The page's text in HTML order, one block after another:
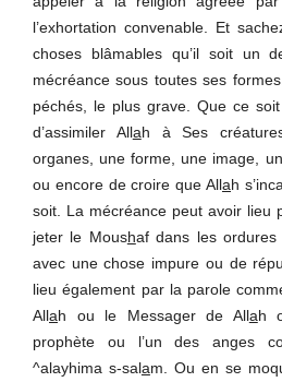
l’exhortation convenable. Et
choses blâmables qu’il soit un
mécréance sous toutes ses
péchés, le plus grave. Que ce
d’assimiler Allah à Ses
organes, une forme, une image,
ou encore de croire que Allah
soit. La mécréance peut avoir lieu
jeter le Moushaf dans les ordures
avec une chose impure ou de
lieu également par la parole
Allah ou le Messager de Allah
prophète ou l’un des anges
^alayhima s-salam. Ou en se